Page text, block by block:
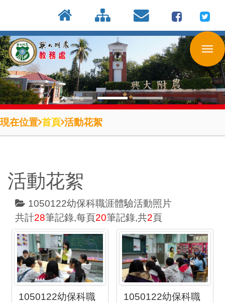
到
主
要
內
容
區
現在位置 首頁 活動花絮
活動花絮
1050122幼保科職涯體驗活動照片
共計28筆記錄,每頁20筆記錄,共2頁
1050122幼保科職
1050122幼保科職